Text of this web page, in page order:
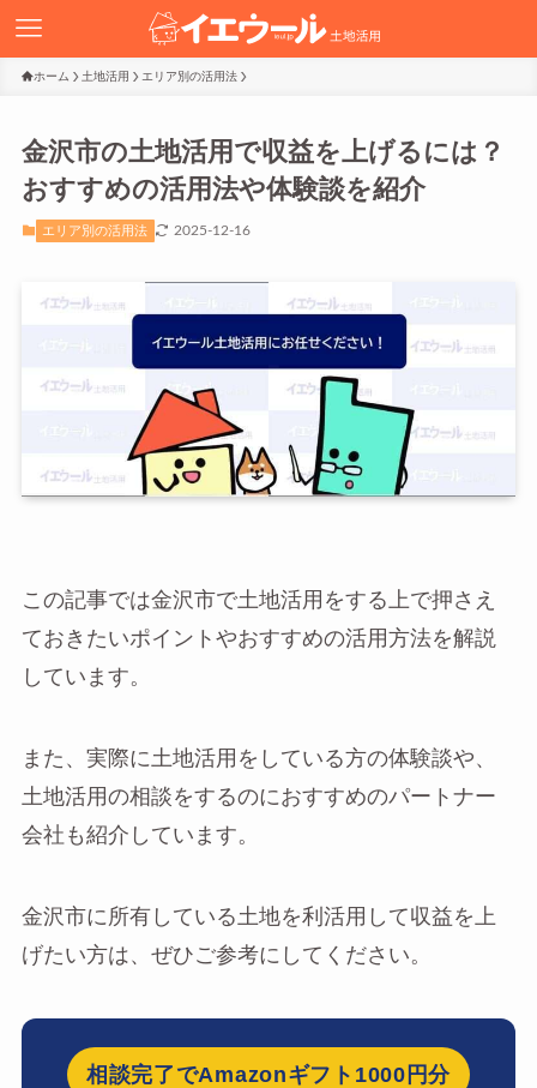
ホーム 土地活用 エリア別の活用法
金沢市の土地活用で収益を上げるには？
おすすめの活用法や体験談を紹介
エリア別の活用法 2025-12-16
この記事では金沢市で土地活用をする上で押さえ
ておきたいポイントやおすすめの活用方法を解説
しています。
また、実際に土地活用をしている方の体験談や、
土地活用の相談をするのにおすすめのパートナー
会社も紹介しています。
金沢市に所有している土地を利活用して収益を上
げたい方は、ぜひご参考にしてください。
相談完了でAmazonギフト1000円分